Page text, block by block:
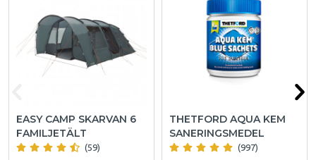
EASY CAMP SKARVAN 6
FAMILJETÄLT
(59)
THETFORD AQUA KEM
SANERINGSMEDEL
(997)